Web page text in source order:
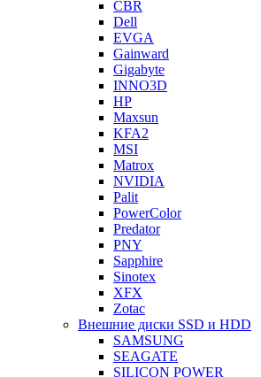
CBR
Dell
EVGA
Gainward
Gigabyte
INNO3D
HP
Maxsun
KFA2
MSI
Matrox
NVIDIA
Palit
PowerColor
Predator
PNY
Sapphire
Sinotex
XFX
Zotac
Внешние диски SSD и HDD
SAMSUNG
SEAGATE
SILICON POWER